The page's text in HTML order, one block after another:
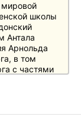
школы
Антала
Арнольда
в том
с частями
а
и 3 пьесы